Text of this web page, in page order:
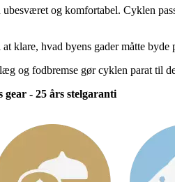
og komfortabel. Cyklen
klare, hvad byens gader måtte
og fodbremse gør cyklen parat til
gear - 25 års stelgaranti